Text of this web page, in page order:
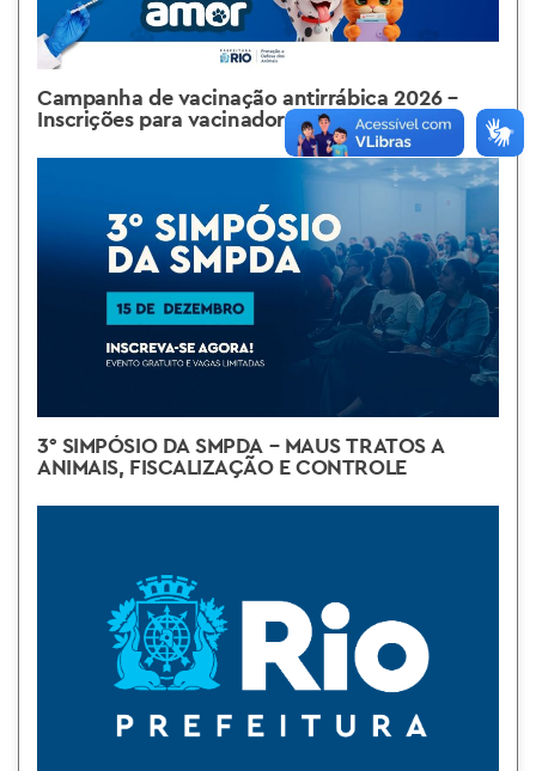
Campanha de vacinação antirrábica 2026 –
Inscrições para vacinadores voluntários
3° SIMPÓSIO DA SMPDA – MAUS TRATOS A
ANIMAIS, FISCALIZAÇÃO E CONTROLE